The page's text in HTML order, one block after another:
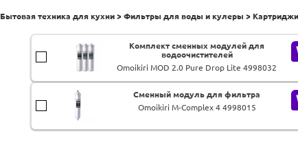
Бытовая техника для кухни > Фильтры для воды и кулеры >
Комплект сменных модулей для
водоочистителей
Omoikiri MOD 2.0 Pure Drop Lite 4998032
Сменный модуль для фильтра
Omoikiri M-Complex 4 4998015